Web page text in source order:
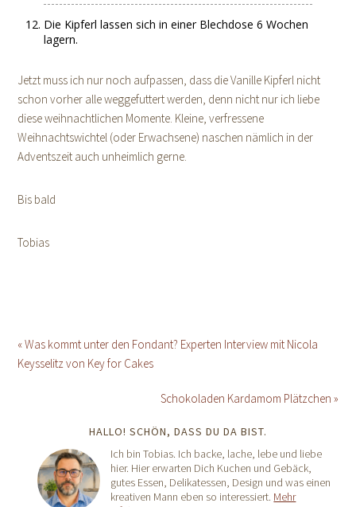
Die Kipferl lassen sich in einer Blechdose 6 Wochen
lagern.
Jetzt muss ich nur noch aufpassen, dass die Vanille Kipferl nicht
schon vorher alle weggefuttert werden, denn nicht nur ich liebe
diese weihnachtlichen Momente. Kleine, verfressene
Weihnachtswichtel (oder Erwachsene) naschen nämlich in der
Adventszeit auch unheimlich gerne.
Bis bald
Tobias
« Was kommt unter den Fondant? Experten Interview mit Nicola
Keysselitz von Key for Cakes
Schokoladen Kardamom Plätzchen »
HALLO! SCHÖN, DASS DU DA BIST.
Ich bin Tobias. Ich backe, lache, lebe und liebe
hier. Hier erwarten Dich Kuchen und Gebäck,
gutes Essen, Delikatessen, Design und was einen
kreativen Mann eben so interessiert. Mehr